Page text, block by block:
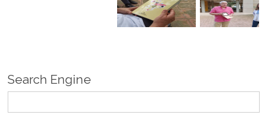
Search Engine